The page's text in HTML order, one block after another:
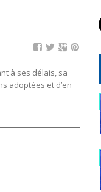
à ses délais, sa
adoptées et d’en